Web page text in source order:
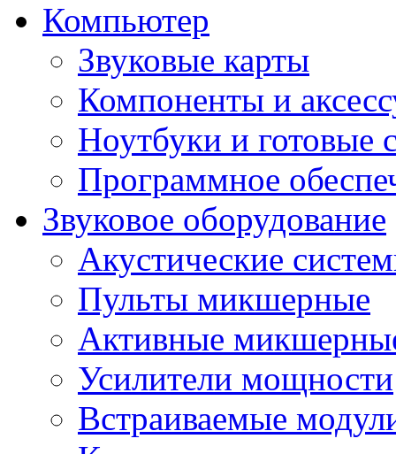
Компьютер
Звуковые карты
Компоненты и
Ноутбуки и готовые
Программное
Звуковое оборудование
Акустические
Пульты микшерные
Активные
Усилители мощности
Встраиваемые